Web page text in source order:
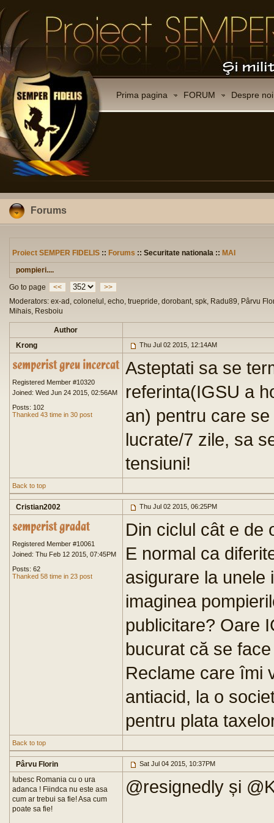
Prima pagina FORUM Despre noi
Forums
Proiect SEMPER FIDELIS :: Forums :: Securitate nationala :: MAI
pompieri....
Go to page
<<
>>
Moderators: ex-ad, colonelul, echo, truepride, dorobant, spk, Radu89, Pârvu
Mihais, Resboiu
Author
Krong
Thu Jul 02 2015, 12:14AM
Registered Member #10320
Joined: Wed Jun 24 2015, 02:56AM
Posts: 102
Thanked 43 time in 30 post
Asteptati sa se
referinta(IGSU a
an) pentru care
lucrate/7 zile, sa
tensiuni!
Back to top
Cristian2002 Thu Jul 02 2015, 06:25PM
Registered Member #10061
Joined: Thu Feb 12 2015, 07:45PM
Posts: 62
Thanked 58 time in 23 post
Din ciclul cât e de
E normal ca
asigurare la unele
imaginea
publicitare? Oare
bucurat că se
Reclame care îmi
antiacid, la o
pentru plata
Back to top
Pârvu Florin Sat Jul 04 2015, 10:37PM
Iubesc Romania cu o ura
adanca ! Fiindca nu este asa
cum ar trebui sa fie! Asa cum
poate sa fie!
@resignedly și